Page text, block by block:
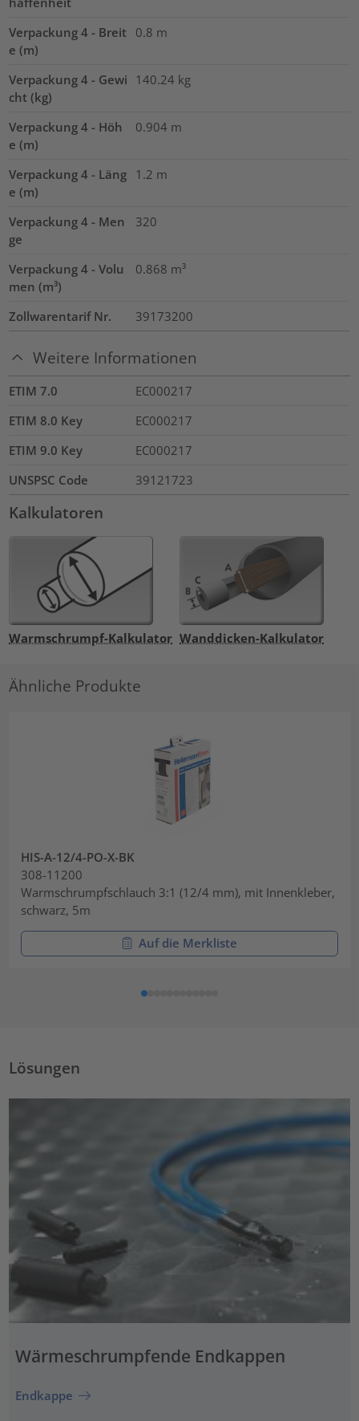
Verpackung 4 - Breit
e (m)
0.8 m
Verpackung 4 - Gewi
cht (kg)
140.24 kg
Verpackung 4 - Höh
e (m)
0.904 m
Verpackung 4 - Läng
e (m)
1.2 m
Verpackung 4 - Men
ge
320
Verpackung 4 - Volu
men (m³)
0.868 m³
Zollwarentarif Nr. 39173200
Weitere Informationen
ETIM 7.0
EC000217
ETIM 8.0 Key
EC000217
ETIM 9.0 Key
EC000217
UNSPSC Code
39121723
Kalkulatoren
Warmschrumpf-Kalkulator Wanddicken-Kalkulator
Ähnliche Produkte
HIS-A-12/4-PO-X-BK
308-11200
Warmschrumpfschlauch 3:1 (12/4 mm), mit Innenkleber,
schwarz, 5m
Auf die Merkliste
Lösungen
Wärmeschrumpfende Endkappen
Endkappe